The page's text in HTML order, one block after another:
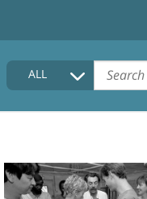
HOME
COLLECTIONS
FAQ
ALL